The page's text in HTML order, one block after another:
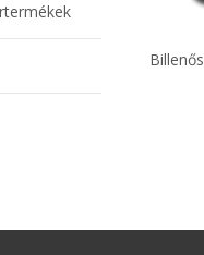
Billenős